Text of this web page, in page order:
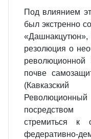
Под влиянием
был экстренно
резолюция о
почве
стремиться к
федеративно-